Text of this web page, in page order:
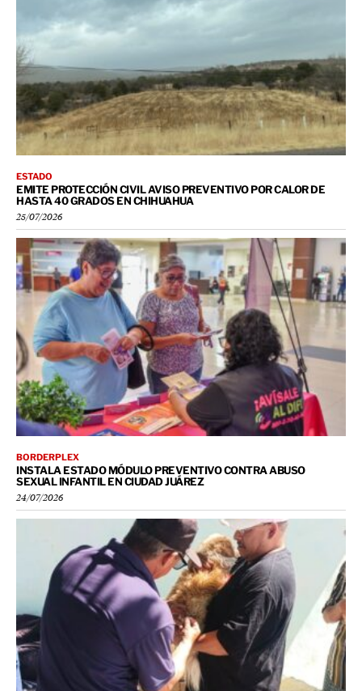
ESTADO
EMITE PROTECCIÓN CIVIL AVISO PREVENTIVO POR CALOR DE
HASTA 40 GRADOS EN CHIHUAHUA
25/07/2026
BORDERPLEX
INSTALA ESTADO MÓDULO PREVENTIVO CONTRA ABUSO
SEXUAL INFANTIL EN CIUDAD JUÁREZ
24/07/2026